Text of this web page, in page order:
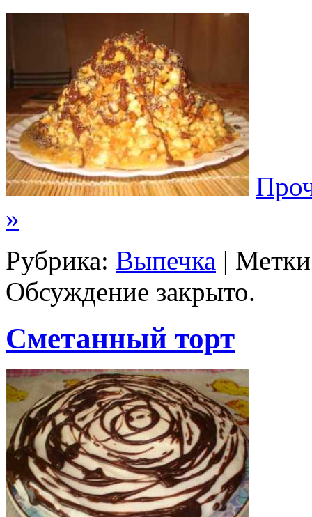
»
Рубрика: Выпечка |
Обсуждение закрыто.
Сметанный торт